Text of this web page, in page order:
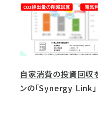
自家消費の投資回
ンの「Synergy Link」